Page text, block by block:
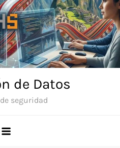
de Datos
seguridad